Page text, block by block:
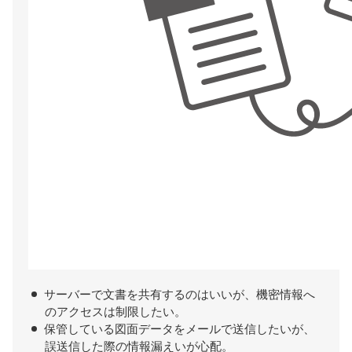
サーバーで文書を共有するのはいいが、機密情報へ
のアクセスは制限したい。
保管している図面データをメールで送信したいが、
誤送信した際の情報漏えいが心配。